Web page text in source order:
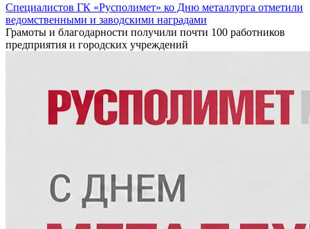
Специалистов ГК «Русполимет» ко Дню металлурга отметили
ведомственными и заводскими наградами
Грамоты и благодарности получили почти 100 работников
предприятия и городских учреждений